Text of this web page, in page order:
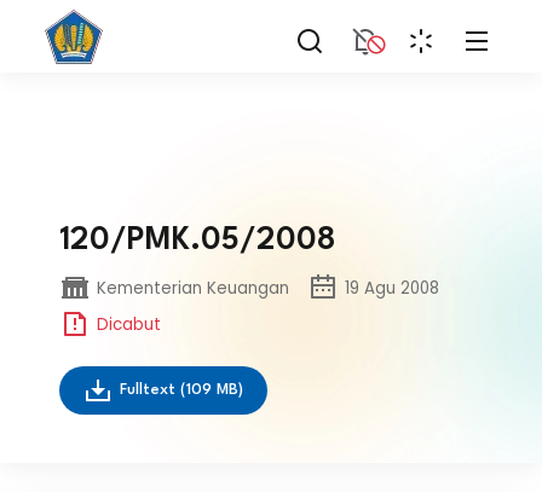
120/PMK.05/2008
Kementerian Keuangan
19 Agu 2008
Dicabut
Fulltext (109 MB)